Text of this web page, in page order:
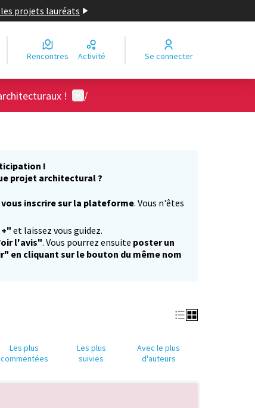
les projets lauréats
Rencontres Activité Se connecter
! Menu utilisateur
/
!
projet architectural ?
inscrire sur la plateforme. Vous n'êtes
et laissez vous guidez.
l'avis". Vous pourrez ensuite poster un
en cliquant sur le bouton du même nom
Les plus
commentées
Les plus
suivies
Avec le plus
d'auteurs